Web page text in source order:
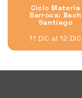
Ciclo Materia
Barroca: Bach
Santiago
11 DIC al 12 DIC